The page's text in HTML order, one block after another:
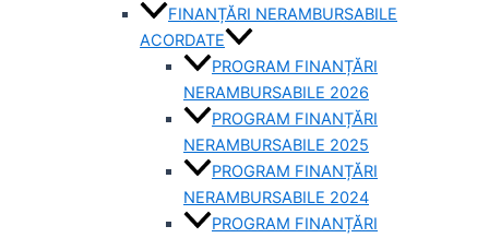
FINANȚĂRI NERAMBURSABILE
ACORDATE
PROGRAM FINANȚĂRI
NERAMBURSABILE 2026
PROGRAM FINANȚĂRI
NERAMBURSABILE 2025
PROGRAM FINANȚĂRI
NERAMBURSABILE 2024
PROGRAM FINANȚĂRI